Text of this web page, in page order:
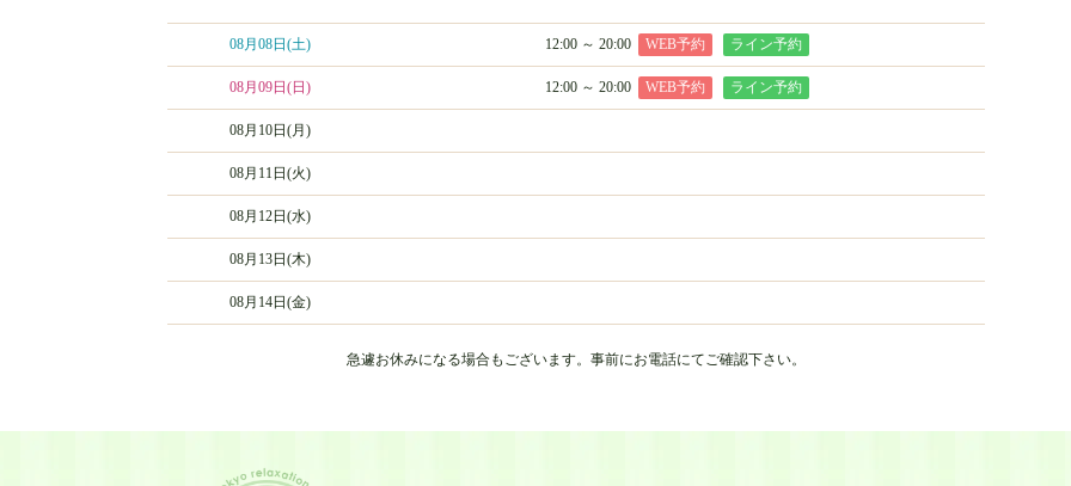
08月08日 (土) 12:00 ～ 20:00 WEB予約 ライン予約
08月09日 (日) 12:00 ～ 20:00 WEB予約 ライン予約
08月10日(月)
08月11日(火)
08月12日(水)
08月13日(木)
08月14日(金)
急遽お休みになる場合もございます。 事前にお電話にてご確認下さい。